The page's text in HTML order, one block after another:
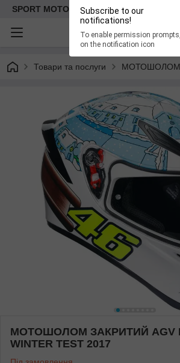
Subscribe to our
notifications!
To enable permission
on the notification icon
SPORT MOTO | Інтернет-магазин
Товари та послуги
МОТОШОЛОМ ЗАКРИТИЙ AGV
WINTER TEST 2017